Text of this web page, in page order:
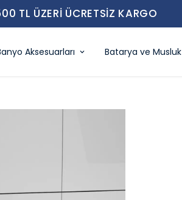
TL ÜZERI ÜCRETSIZ KARGO
Aksesuarları Batarya ve Musluk